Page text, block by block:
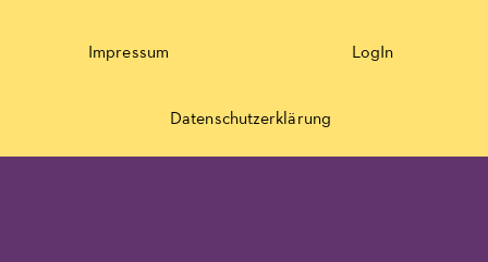
Impressum LogIn
Datenschutzerklärung